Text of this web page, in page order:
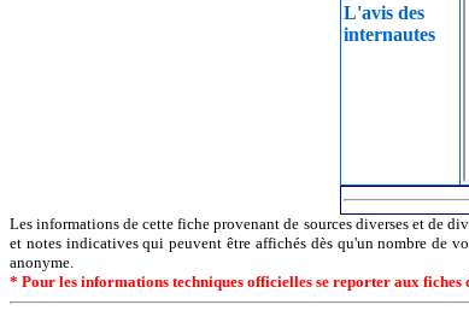
L'avis des
internautes
Les informations de cette fiche provenant de sources diverses et de
et notes indicatives qui peuvent être affichés dès qu'un nombre de
anonyme.
* Pour les informations techniques officielles se reporter aux